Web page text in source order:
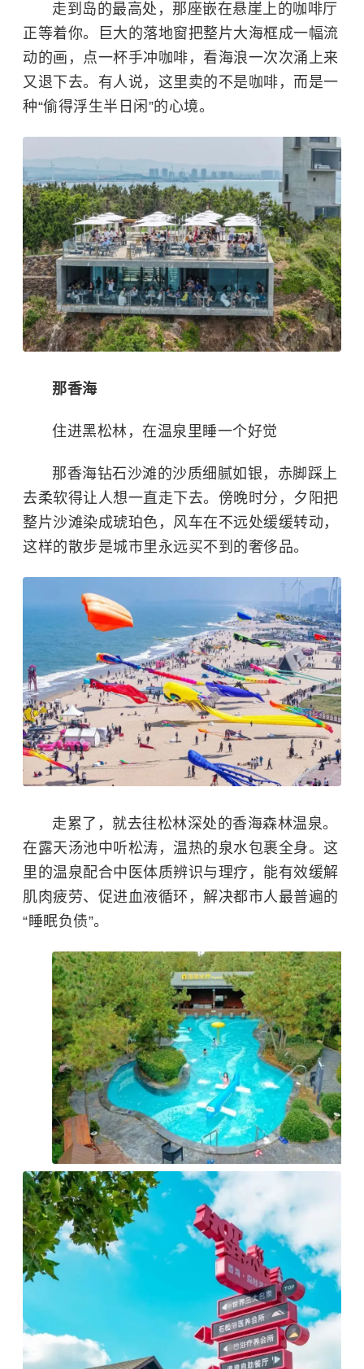
走到岛的最高处，那座嵌在悬崖上的咖啡厅
正等着你。巨大的落地窗把整片大海框成一幅流
动的画，点一杯手冲咖啡，看海浪一次次涌上来
又退下去。有人说，这里卖的不是咖啡，而是一
种“偷得浮生半日闲”的心境。
那香海
住进黑松林，在温泉里睡一个好觉
那香海钻石沙滩的沙质细腻如银，赤脚踩上
去柔软得让人想一直走下去。傍晚时分，夕阳把
整片沙滩染成琥珀色，风车在不远处缓缓转动，
这样的散步是城市里永远买不到的奢侈品。
走累了，就去往松林深处的香海森林温泉。
在露天汤池中听松涛，温热的泉水包裹全身。这
里的温泉配合中医体质辨识与理疗，能有效缓解
肌肉疲劳、促进血液循环，解决都市人最普遍的
“睡眠负债”。